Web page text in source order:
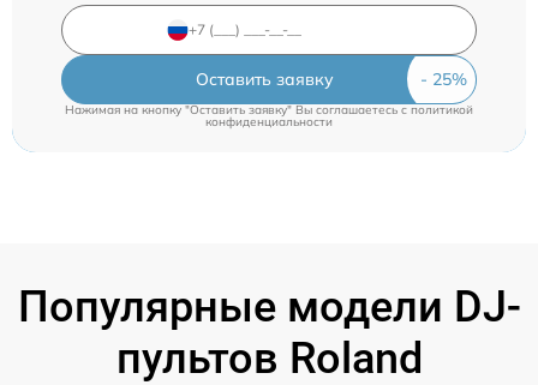
Оставить заявку
Нажимая на кнопку "Оставить заявку" Вы соглашаетесь cполитикой
конфиденциальности
Популярные модели DJ-
пультов Roland